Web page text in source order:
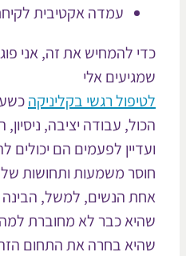
עמדה אקטיבית לקיחת
להמחיש את זה, אני פוגשת
אלי
רגשי בקליניקהכשעל
עבודה יציבה, ניסיון, הישגים
לפעמים הם יכולים להרגיש
משמעות ותחושות של חוסר
הנשים, למשל, הבינה אחרי
כבר לא מחוברת למה שהיא
בחרה את התחום הזה